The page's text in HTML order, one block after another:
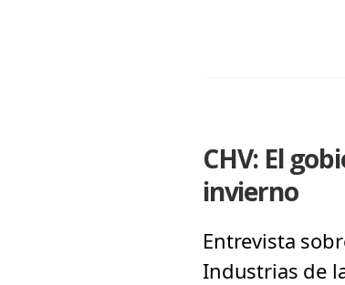
CHV: El
invierno
Entrevista
Industrias de